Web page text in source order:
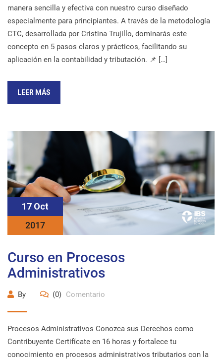
manera sencilla y efectiva con nuestro curso diseñado
especialmente para principiantes. A través de la metodología
CTC, desarrollada por Cristina Trujillo, dominarás este
concepto en 5 pasos claros y prácticos, facilitando su
aplicación en la contabilidad y tributación. 📌 […]
LEER MÁS
17 Oct
2017
Curso en Procesos
Administrativos
By (0) Comentario
Procesos Administrativos Conozca sus Derechos como
Contribuyente Certifícate en 16 horas y fortalece tu
conocimiento en procesos administrativos tributarios con la